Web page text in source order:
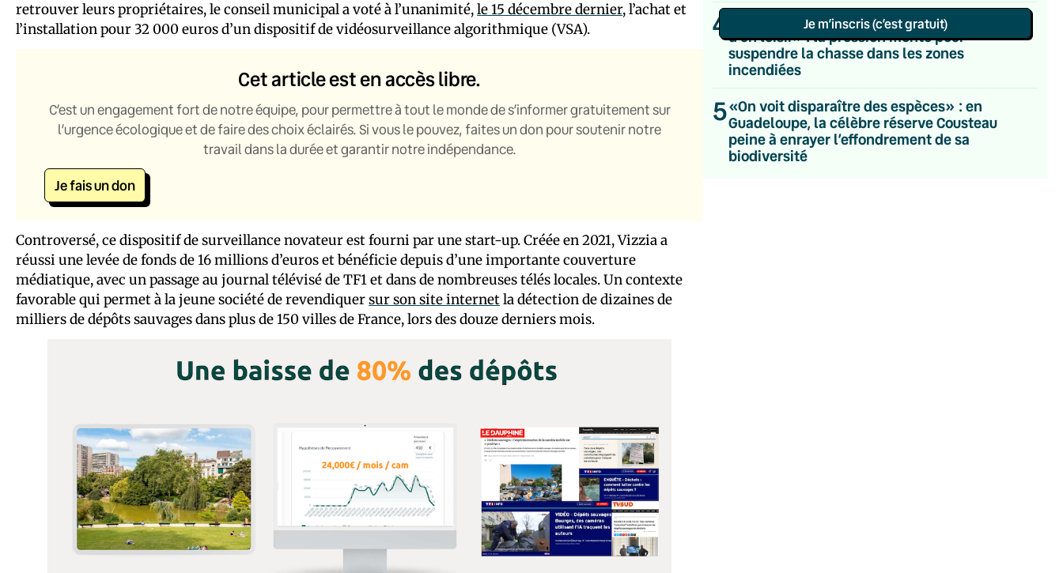
retrouver leurs propriétaires, le conseil municipal a voté à l’unanimité,le 15 décembre dernier, l’achat et
l’installation pour 32 000 euros d’un dispositif de vidéosurveillance algorithmique (VSA).
Cet article est en accès libre.
C’est un engagement fort de notre équipe, pour permettre à tout le monde de s’informer gratuitement sur
l’urgence écologique et de faire des choix éclairés. Si vous le pouvez, faites un don pour soutenir notre
travail dans la durée et garantir notre indépendance.
Je fais un don
Controversé, ce dispositif de surveillance novateur est fourni par une start-up. Créée en 2021, Vizzia a
réussi une levée de fonds de 16 millions d’euros et bénéficie depuis d’une importante couverture
médiatique, avec un passage au journal télévisé de TF1 et dans de nombreuses télés locales. Un contexte
favorable qui permet à la jeune société de revendiquersur son site internetla détection de dizaines de
milliers de dépôts sauvages dans plus de 150 villes de France, lors des douze derniers mois.
4
«Faire primer l’intérêt de la nature sur celui
d’un loisir» : la pression monte pour
suspendre la chasse dans les zones
incendiées
5«On voit disparaître des espèces» : en
Guadeloupe, la célèbre réserve Cousteau
peine à enrayer l’effondrement de sa
biodiversité
Je m’inscris (c’est gratuit)
Politique de confidentialité